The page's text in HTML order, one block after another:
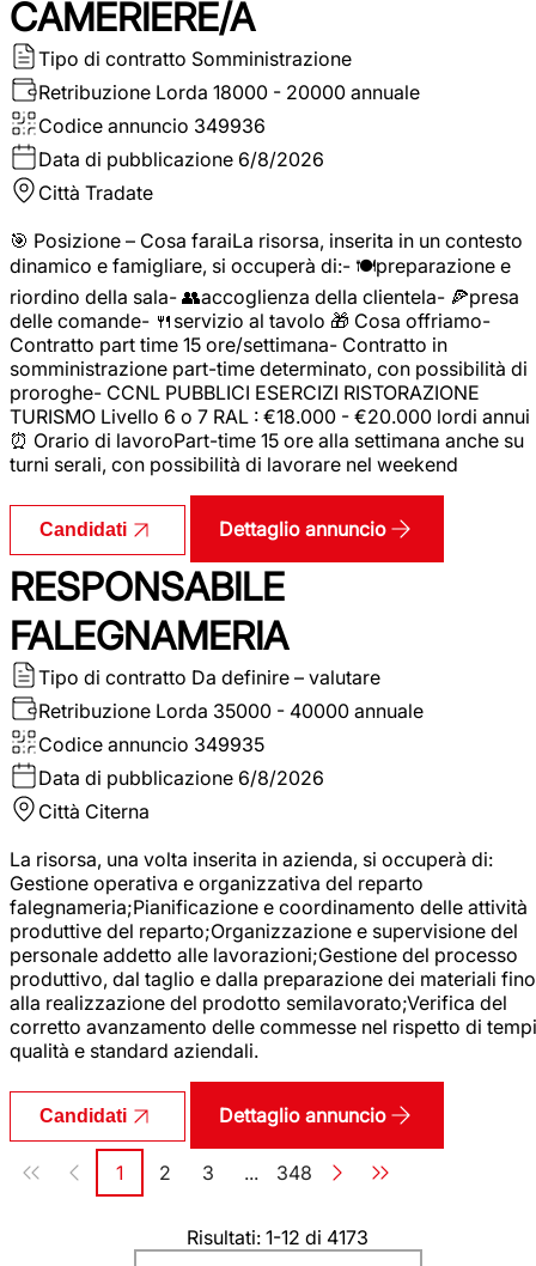
CAMERIERE/A
Tipo di contratto Somministrazione
Retribuzione Lorda 18000 - 20000 annuale
Codice annuncio 349936
Data di pubblicazione 6/8/2026
Città Tradate
🎯 Posizione – Cosa faraiLa risorsa, inserita in un contesto
dinamico e famigliare, si occuperà di:- 🍽️preparazione e
riordino della sala- 👥accoglienza della clientela- 🍕presa
delle comande- 🍴servizio al tavolo 🎁 Cosa offriamo-
Contratto part time 15 ore/settimana- Contratto in
somministrazione part-time determinato, con possibilità di
proroghe- CCNL PUBBLICI ESERCIZI RISTORAZIONE
TURISMO Livello 6 o 7 RAL : €18.000 - €20.000 lordi annui
⏰ Orario di lavoroPart-time 15 ore alla settimana anche su
turni serali, con possibilità di lavorare nel weekend
Candidati Dettaglio annuncio
RESPONSABILE
FALEGNAMERIA
Tipo di contratto Da definire – valutare
Retribuzione Lorda 35000 - 40000 annuale
Codice annuncio 349935
Data di pubblicazione 6/8/2026
Città Citerna
La risorsa, una volta inserita in azienda, si occuperà di:
Gestione operativa e organizzativa del reparto
falegnameria;Pianificazione e coordinamento delle attività
produttive del reparto;Organizzazione e supervisione del
personale addetto alle lavorazioni;Gestione del processo
produttivo, dal taglio e dalla preparazione dei materiali fino
alla realizzazione del prodotto semilavorato;Verifica del
corretto avanzamento delle commesse nel rispetto di
qualità e standard aziendali.
Candidati Dettaglio annuncio
Paginazione
Pagina
1 Pagina
2 Pagina
3 ... Pagina
348
Risultati: 1-12 di 4173